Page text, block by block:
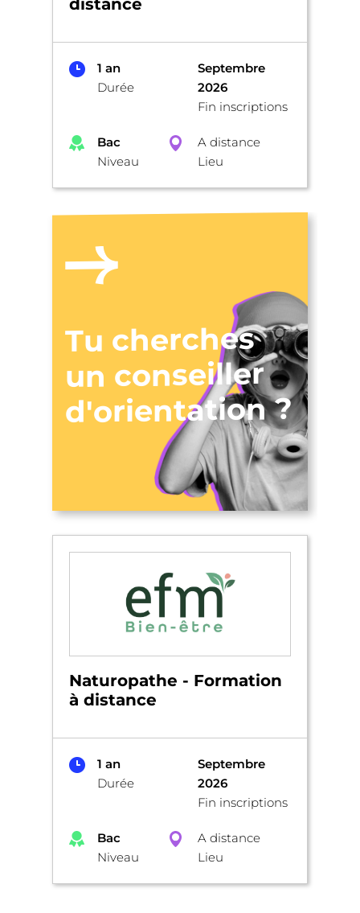
1 an
Durée
Septembre
2026
Fin inscriptions
Bac
Niveau
A distance
Lieu
Tu cherches
un conseiller
d'orientation ?
Naturopathe - Formation
à distance
1 an
Durée
Septembre
2026
Fin inscriptions
Bac
Niveau
A distance
Lieu